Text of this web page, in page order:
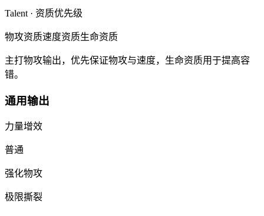
Talent · 资质优先级
物攻资质速度资质生命资质
主打物攻输出，优先保证物攻与速度，生命资质用于提高容
错。
通用输出
力量增效
普通
强化物攻
极限撕裂